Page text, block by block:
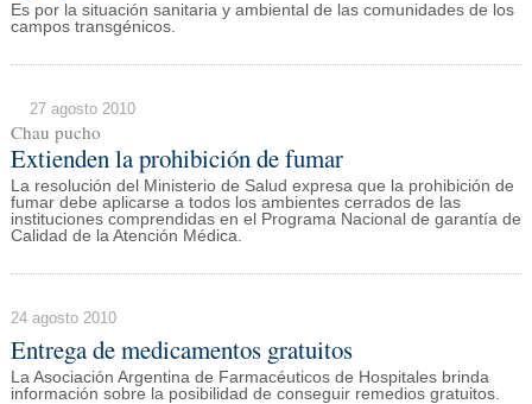
Es por la situación sanitaria y ambiental de las comunidades de los
campos transgénicos.
27 agosto 2010
Chau pucho
Extienden la prohibición de fumar
La resolución del Ministerio de Salud expresa que la prohibición de
fumar debe aplicarse a todos los ambientes cerrados de las
instituciones comprendidas en el Programa Nacional de garantía de
Calidad de la Atención Médica.
24 agosto 2010
Entrega de medicamentos gratuitos
La Asociación Argentina de Farmacéuticos de Hospitales brinda
información sobre la posibilidad de conseguir remedios gratuitos.